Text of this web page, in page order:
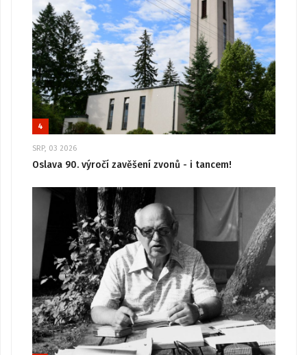
4
SRP, 03 2026
Oslava 90. výročí zavěšení zvonů - i tancem!